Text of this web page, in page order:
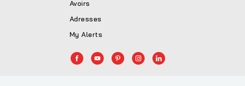
Avoirs
Adresses
My Alerts